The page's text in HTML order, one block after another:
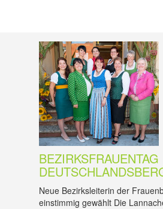
BEZIRKSFRAUENTAG
Neue Bezirksleiterin der
einstimmig gewählt Die